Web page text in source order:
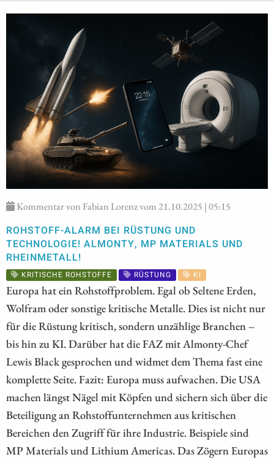
Kommentar von Fabian Lorenz vom 21.10.2025 | 05:15
ROHSTOFF-ALARM BEI RÜSTUNG UND
TECHNOLOGIE! ALMONTY, MP MATERIALS UND
RHEINMETALL!
KRITISCHE ROHSTOFFE RÜSTUNG KI
Europa hat ein Rohstoffproblem. Egal ob Seltene Erden,
Wolfram oder sonstige kritische Metalle. Dies ist nicht nur
für die Rüstung kritisch, sondern unzählige Branchen –
bis hin zu KI. Darüber hat die FAZ mit Almonty-Chef
Lewis Black gesprochen und widmet dem Thema fast eine
komplette Seite. Fazit: Europa muss aufwachen. Die USA
machen längst Nägel mit Köpfen und sichern sich über die
Beteiligung an Rohstoffunternehmen aus kritischen
Bereichen den Zugriff für ihre Industrie. Beispiele sind
MP Materials und Lithium Americas. Das Zögern Europas